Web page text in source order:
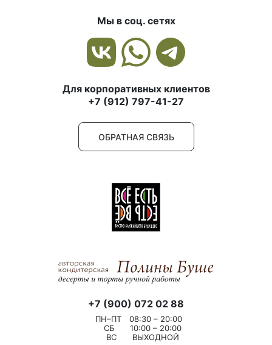
Мы в соц. сетях
Для корпоративных клиентов
+7 (912) 797-41-27
ОБРАТНАЯ СВЯЗЬ
+7 (900) 072 02 88
ПН–ПТ
08:30 – 20:00
СБ
10:00 – 20:00
ВС
ВЫХОДНОЙ